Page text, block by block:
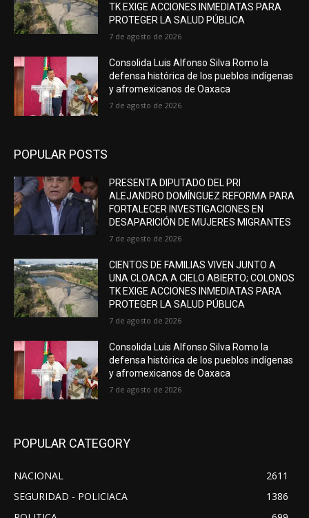
TK EXIGE ACCIONES INMEDIATAS PARA
PROTEGER LA SALUD PÚBLICA
7 de agosto de 2026
Consolida Luis Alfonso Silva Romo la
defensa histórica de los pueblos indígenas
y afromexicanos de Oaxaca
7 de agosto de 2026
POPULAR POSTS
PRESENTA DIPUTADO DEL PRI
ALEJANDRO DOMÍNGUEZ REFORMA PARA
FORTALECER INVESTIGACIONES EN
DESAPARICIÓN DE MUJERES MIGRANTES
7 de agosto de 2026
CIENTOS DE FAMILIAS VIVEN JUNTO A
UNA CLOACA A CIELO ABIERTO; COLONOS
TK EXIGE ACCIONES INMEDIATAS PARA
PROTEGER LA SALUD PÚBLICA
7 de agosto de 2026
Consolida Luis Alfonso Silva Romo la
defensa histórica de los pueblos indígenas
y afromexicanos de Oaxaca
7 de agosto de 2026
POPULAR CATEGORY
NACIONAL
2611
SEGURIDAD - POLICIACA
1386